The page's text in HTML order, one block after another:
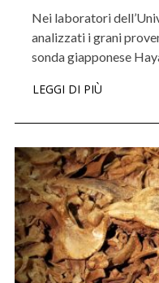
Nei laboratori
analizzati i grani
sonda giapponese
LEGGI DI PIÙ